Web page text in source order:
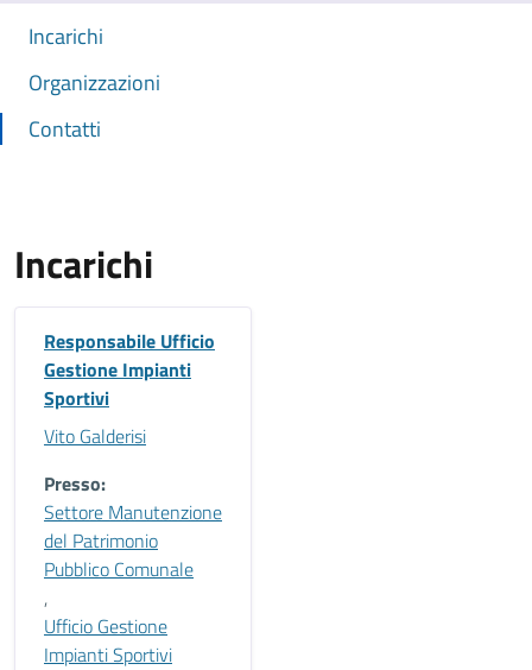
Incarichi
Organizzazioni
Contatti
Incarichi
Responsabile Ufficio
Gestione Impianti
Sportivi
Vito Galderisi
Presso:
Settore Manutenzione
del Patrimonio
Pubblico Comunale
,
Ufficio Gestione
Impianti Sportivi